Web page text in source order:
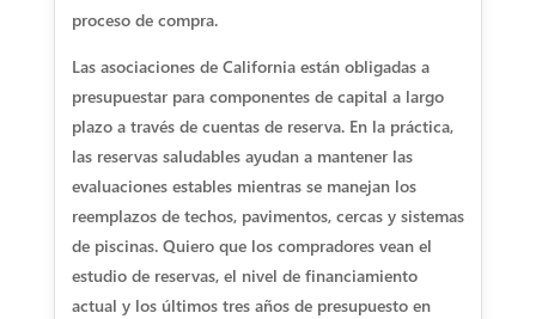
proceso de compra.
Las asociaciones de California están obligadas a
presupuestar para componentes de capital a largo
plazo a través de cuentas de reserva. En la práctica,
las reservas saludables ayudan a mantener las
evaluaciones estables mientras se manejan los
reemplazos de techos, pavimentos, cercas y sistemas
de piscinas. Quiero que los compradores vean el
estudio de reservas, el nivel de financiamiento
actual y los últimos tres años de presupuesto en